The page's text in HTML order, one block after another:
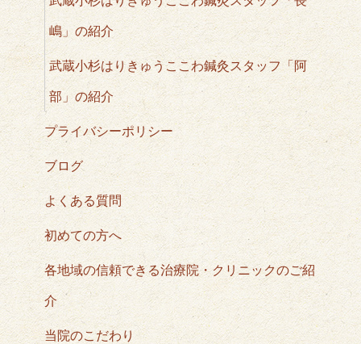
嶋」の紹介
武蔵小杉はりきゅうここわ鍼灸スタッフ「阿
部」の紹介
プライバシーポリシー
ブログ
よくある質問
初めての方へ
各地域の信頼できる治療院・クリニックのご紹
介
当院のこだわり